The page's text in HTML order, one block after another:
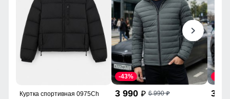
Куртка спортивная 0975Ch 3 990 p 6 990p
-43%
3